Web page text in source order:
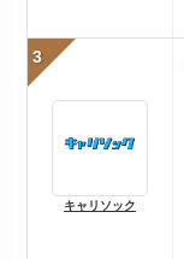
3
キャリソック